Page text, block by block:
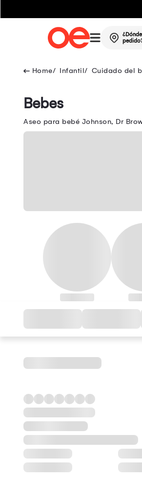
Infantil Cuidado del
Bebes
Aseo para bebé Johnson, Dr